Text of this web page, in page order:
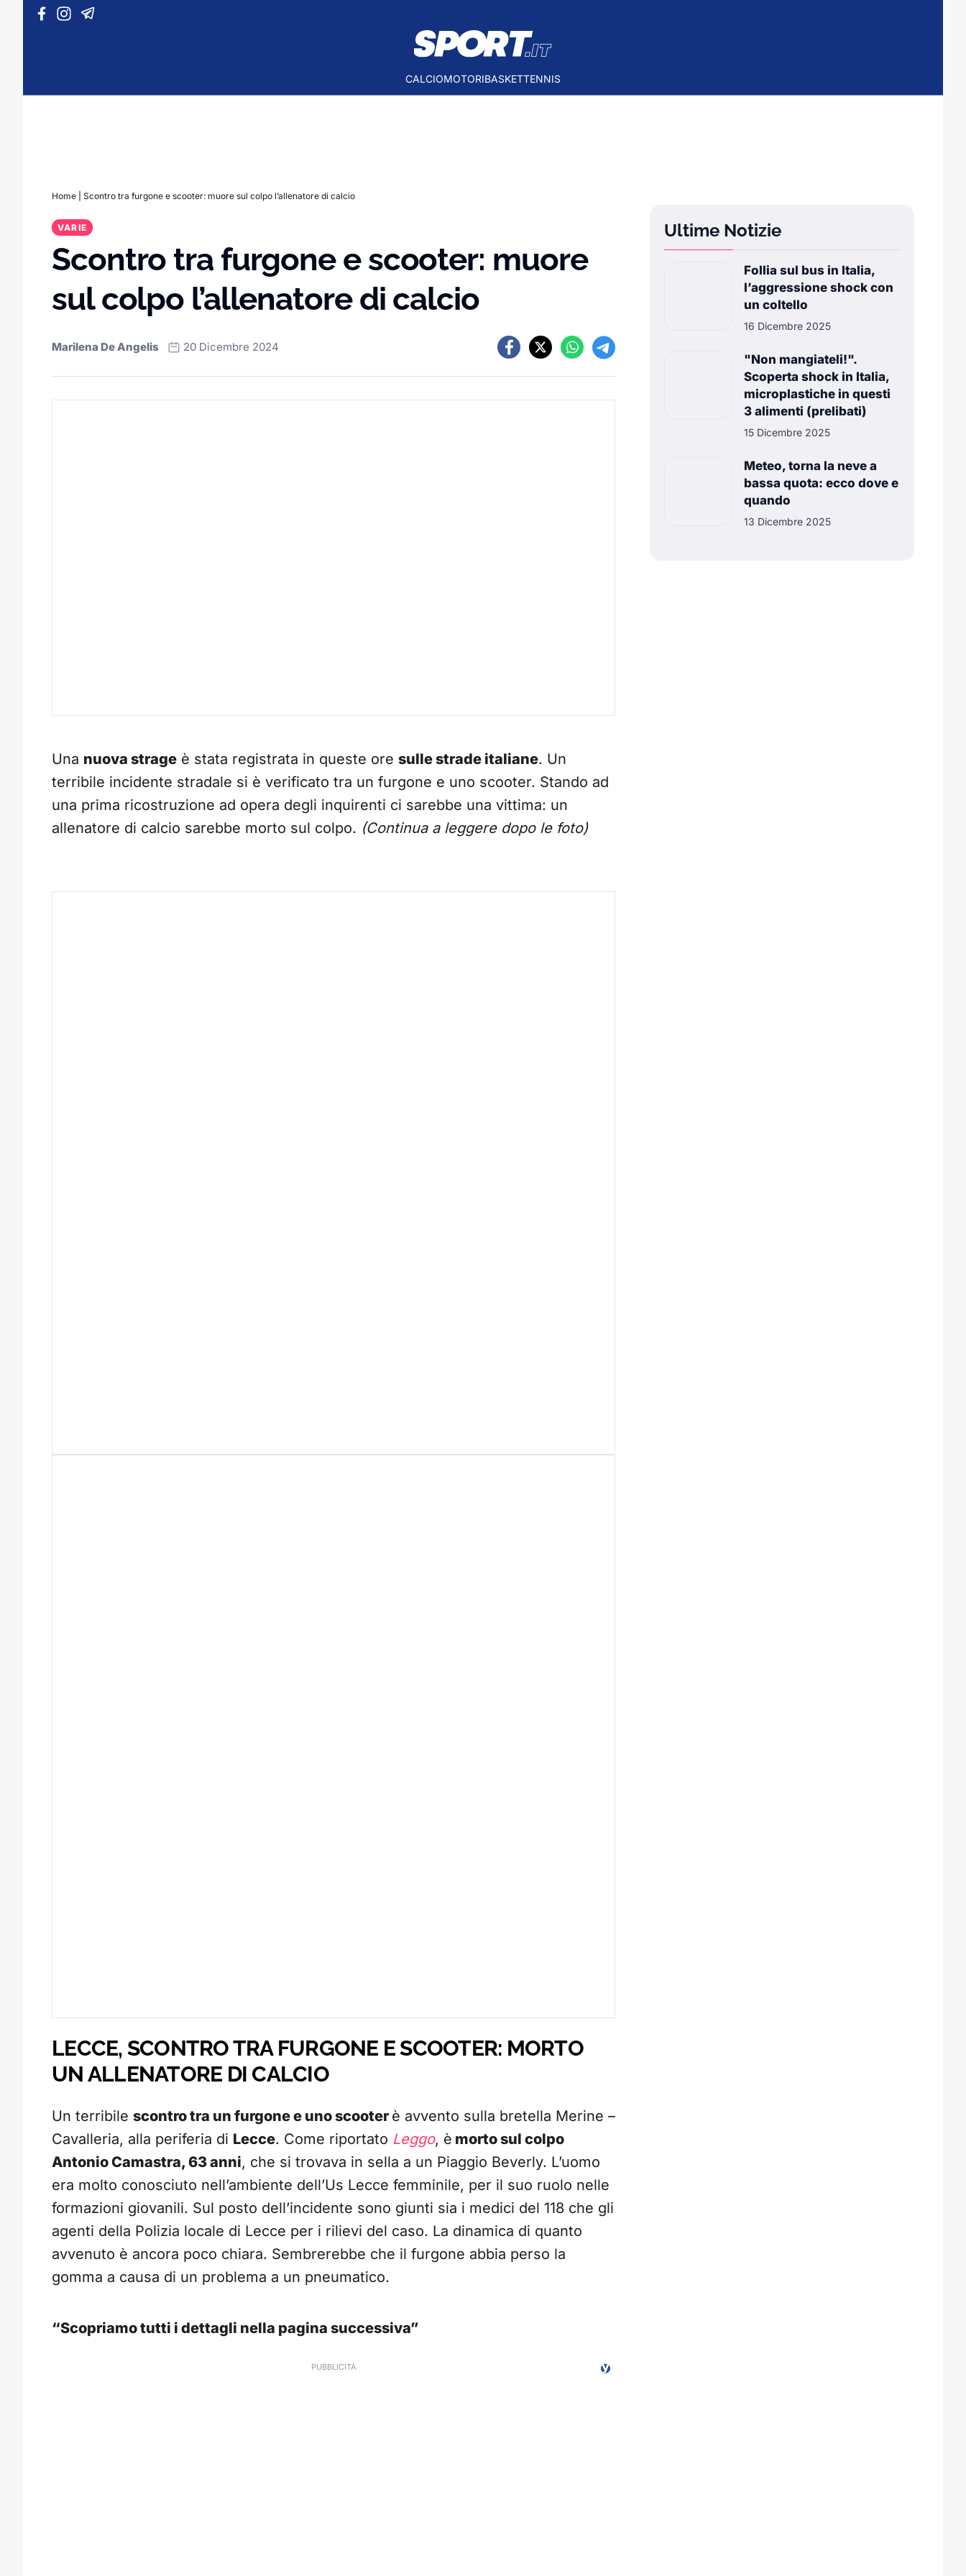
Vai al contenuto
CALCIOMOTORIBASKETTENNIS
Home Scontro tra furgone e scooter: muore sul colpo l’allenatore di calcio
VARIE
Scontro tra furgone e scooter: muore
sul colpo l’allenatore di calcio
Marilena De Angelis 20 Dicembre 2024
Una nuova strage è stata registrata in queste ore sulle strade italiane. Un
terribile incidente stradale si è verificato tra un furgone e uno scooter. Stando ad
una prima ricostruzione ad opera degli inquirenti ci sarebbe una vittima: un
allenatore di calcio sarebbe morto sul colpo. (Continua a leggere dopo le foto)
LECCE, SCONTRO TRA FURGONE E SCOOTER: MORTO
UN ALLENATORE DI CALCIO
Un terribile scontro tra un furgone e uno scooter è avvento sulla bretella Merine –
Cavalleria, alla periferia di Lecce. Come riportato Leggo, è morto sul colpo
Antonio Camastra, 63 anni, che si trovava in sella a un Piaggio Beverly. L’uomo
era molto conosciuto nell’ambiente dell’Us Lecce femminile, per il suo ruolo nelle
formazioni giovanili. Sul posto dell’incidente sono giunti sia i medici del 118 che gli
agenti della Polizia locale di Lecce per i rilievi del caso. La dinamica di quanto
avvenuto è ancora poco chiara. Sembrerebbe che il furgone abbia perso la
gomma a causa di un problema a un pneumatico.
“Scopriamo tutti i dettagli nella pagina successiva”
Ultime Notizie
Follia sul bus in Italia,
l’aggressione shock con
un coltello
16 Dicembre 2025
"Non mangiateli!".
Scoperta shock in Italia,
microplastiche in questi
3 alimenti (prelibati)
15 Dicembre 2025
Meteo, torna la neve a
bassa quota: ecco dove e
quando
13 Dicembre 2025